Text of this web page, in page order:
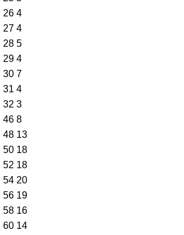
26 4
27 4
28 5
29 4
30 7
31 4
32 3
46 8
48 13
50 18
52 18
54 20
56 19
58 16
60 14